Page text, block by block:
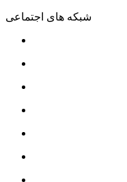
شبکه های اجتماعی